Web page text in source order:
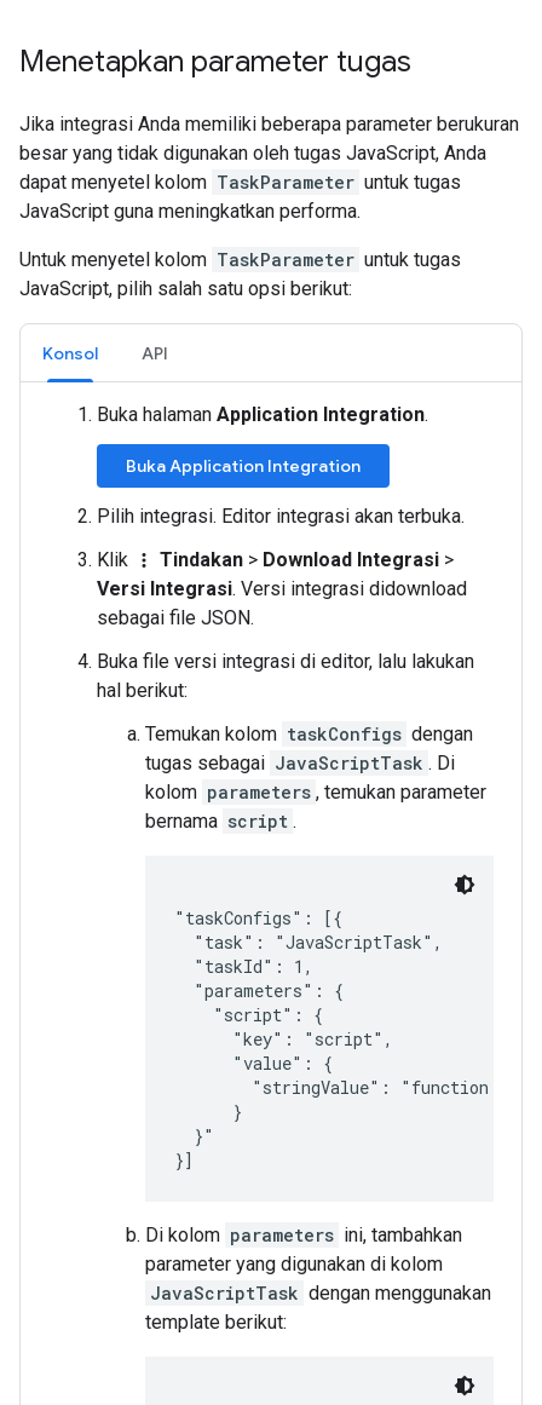
Menetapkan parameter tugas
Jika integrasi Anda memiliki beberapa parameter berukuran
besar yang tidak digunakan oleh tugas JavaScript, Anda
dapat menyetel kolom TaskParameter untuk tugas
JavaScript guna meningkatkan performa.
Untuk menyetel kolom TaskParameter untuk tugas
JavaScript, pilih salah satu opsi berikut:
Konsol API
Buka halaman Application Integration.
Buka Application Integration
Pilih integrasi. Editor integrasi akan terbuka.
Klik
more_vert Tindakan > Download Integrasi >
Versi Integrasi. Versi integrasi didownload
sebagai file JSON.
Buka file versi integrasi di editor, lalu lakukan
hal berikut:
Temukan kolom taskConfigs dengan
tugas sebagai JavaScriptTask . Di
kolom parameters , temukan parameter
bernama script .
"taskConfigs": [{
  "task": "JavaScriptTask",
  "taskId": 1,
  "parameters": {
    "script": {
      "key": "script",
      "value": {
"stringValue": "function
      }
  }"
Di kolom parameters ini, tambahkan
parameter yang digunakan di kolom
JavaScriptTask dengan menggunakan
template berikut: